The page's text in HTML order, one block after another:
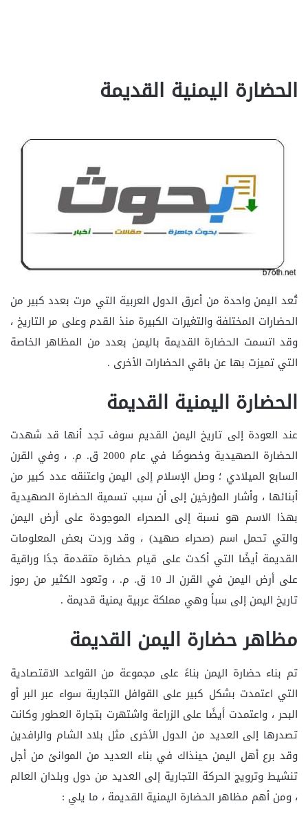
الحضارة اليمنية القديمة
تُعد اليمن واحدة من أعرق الدول العربية التي مرت بعدد كبير من
الحضارات المختلفة والتغيرات الكبيرة منذ القدم وعلى مر التاريخ ،
وقد اتسمت الحضارة القديمة باليمن بعدد من المظاهر الخاصة
التي تميزت بها عن باقي الحضارات الأخرى .
الحضارة اليمنية القديمة
عند العودة إلى تاريخ اليمن القديم سوف تجد أنها قد شهدت
الحضارة الصهيدية وخصوصًا في عام 2000 ق. م. ، وفي القرن
السابع الميلادي ؛ وصل الإسلام إلى اليمن واعتنقه عدد كبير من
أبنائها ، وأشار المؤرخين إلى أن سبب تسمية الحضارة الصهيدية
بهذا الاسم هو نسبة إلى الصحراء الموجودة على أرض اليمن
والتي تحمل اسم (صحراء صهيد) ، وقد وردت بعض المعلومات
القديمة أيضًا التي أكدت على قيام حضارة متقدمة جدًا وراقية
على أرض اليمن في القرن الـ 10 ق. م. ، وتعود الكثير من رموز
تاريخ اليمن إلى سبأ وهي مملكة عربية يمنية قديمة .
مظاهر حضارة اليمن القديمة
تم بناء حضارة اليمن بناءً على مجموعة من القواعد الاقتصادية
التي اعتمدت بشكل كبير على القوافل التجارية سواء عبر البر أو
البحر ، واعتمدت أيضًا على الزراعة واشتهرت بتجارة العطور وكانت
تصدرها إلى العديد من الدول الأخرى مثل بلاد الشام والرافدين
وقد برع أهل اليمن حينذاك في بناء العديد من الموانئ من أجل
تنشيط وترويج الحركة التجارية إلى العديد من دول وبلدان العالم
، ومن أهم مظاهر الحضارة اليمنية القديمة ، ما يلي :